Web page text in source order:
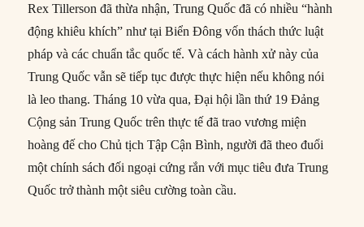
Rex Tillerson đã thừa nhận, Trung Quốc đã có nhiều “hành
động khiêu khích” như tại Biển Đông vốn thách thức luật
pháp và các chuẩn tắc quốc tế. Và cách hành xử này của
Trung Quốc vẫn sẽ tiếp tục được thực hiện nếu không nói
là leo thang. Tháng 10 vừa qua, Đại hội lần thứ 19 Đảng
Cộng sản Trung Quốc trên thực tế đã trao vương miện
hoàng đế cho Chủ tịch Tập Cận Bình, người đã theo đuổi
một chính sách đối ngoại cứng rắn với mục tiêu đưa Trung
Quốc trở thành một siêu cường toàn cầu.